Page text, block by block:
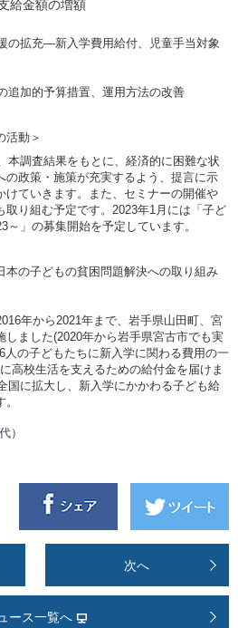
給金額の増額
の拡充―新入学費用給付、児童手当対象
追加的予算措置、運用方法の改善
活動＞
本調査結果をもとに、経済的に困難な状
の政策・施策が充実するよう、提言に示
けていきます。また、セミナーの開催や
り組む予定です。 2023年1月には「子ど
～」の募集開始を予定しています。
本の子どもの貧困問題解決への取り組み
年から2021年まで、岩手県山田町、宮
しました(2020年から岩手県宮古市でも実
人の子どもたちに新入学に関わる費用の一
高校生活を支えるための給付金を届けま
国に拡大し、新入学にかかわる子ども給
）
次へ
ース一覧へ